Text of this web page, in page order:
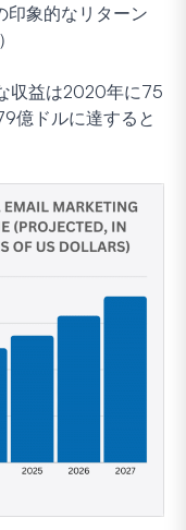
印象的なリターン
）
収益は2020年に75
億ドルに達すると